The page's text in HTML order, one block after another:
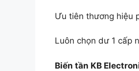
Ưu tiên thương hiệu
Luôn chọn dư 1 cấp
Biến tần KB